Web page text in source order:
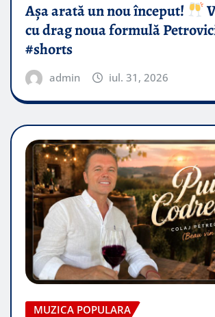
Așa arată un nou început!
cu drag noua formulă
#shorts
admin iul. 31, 2026
MUZICA POPULARA